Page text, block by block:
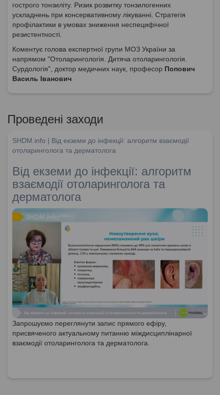
гострого тонзиліту. Ризик розвитку тонзилогенних
ускладнень при консервативному лікуванні. Стратегія
профілактики в умовах зниження неспецифічної
резистентності.
Коментує голова експертної групи МОЗ України за
напрямом "Отоларингологія. Дитяча отоларингологія.
Сурдологія", доктор медичних наук, професор Попович
Василь Іванович
Проведені заходи
SHDM.info | Від екземи до інфекції: алгоритм взаємодії
отоларинголога та дерматолога
Від екземи до інфекції: алгоритм
взаємодії отоларинголога та
дерматолога
Запрошуємо переглянути запис прямого ефіру,
присвяченого актуальному питанню міждисциплінарної
взаємодії отоларинголога та дерматолога.